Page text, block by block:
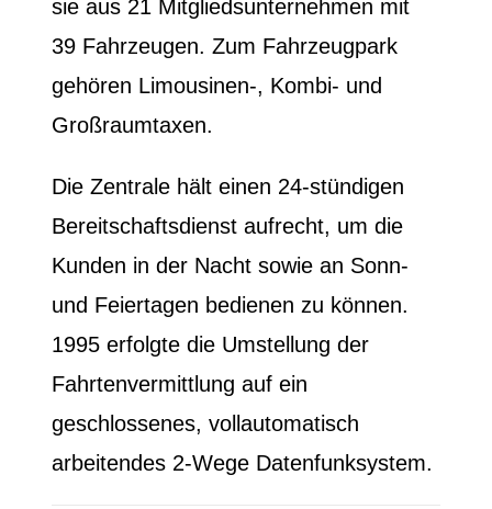
sie aus 21 Mitgliedsunternehmen mit
39 Fahrzeugen. Zum Fahrzeugpark
gehören Limousinen-, Kombi- und
Großraumtaxen.
Die Zentrale hält einen 24-stündigen
Bereitschaftsdienst aufrecht, um die
Kunden in der Nacht sowie an Sonn-
und Feiertagen bedienen zu können.
1995 erfolgte die Umstellung der
Fahrtenvermittlung auf ein
geschlossenes, vollautomatisch
arbeitendes 2-Wege Datenfunksystem.